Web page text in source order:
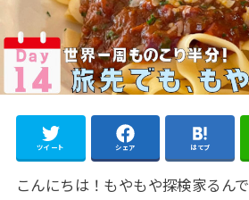
ツイート シェア はてブ
こんにちは！もやもや探検家るん